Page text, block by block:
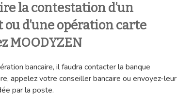
la contestation d’un
d’une opération carte
MOODYZEN
bancaire, il faudra contacter la banque
appelez votre conseiller bancaire ou envoyez-leur
par la poste.